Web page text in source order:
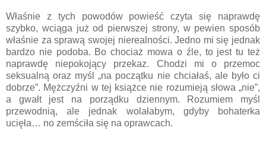
Właśnie z tych powodów powieść czyta się naprawdę
szybko, wciąga już od pierwszej strony, w pewien sposób
właśnie za sprawą swojej nierealności. Jedno mi się jednak
bardzo nie podoba. Bo chociaż mowa o źle, to jest tu też
naprawdę niepokojący przekaz. Chodzi mi o przemoc
seksualną oraz myśl „na początku nie chciałaś, ale było ci
dobrze”. Mężczyźni w tej książce nie rozumieją słowa „nie”,
a gwałt jest na porządku dziennym. Rozumiem myśl
przewodnią, ale jednak wolałabym, gdyby bohaterka
ucięła… no zemściła się na oprawcach.